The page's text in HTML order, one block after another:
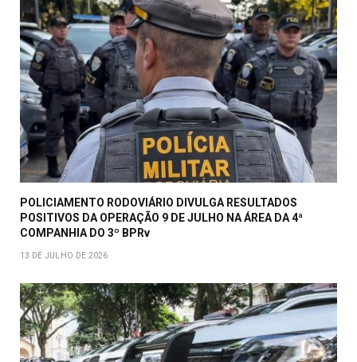
POLICIAMENTO RODOVIÁRIO DIVULGA RESULTADOS
POSITIVOS DA OPERAÇÃO 9 DE JULHO NA ÁREA DA 4ª
COMPANHIA DO 3º BPRv
13 DE JULHO DE 2026